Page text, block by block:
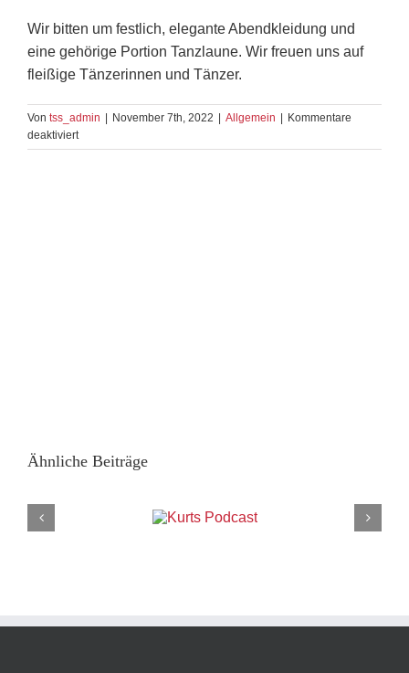
Wir bitten um festlich, elegante Abendkleidung und
eine gehörige Portion Tanzlaune. Wir freuen uns auf
fleißige Tänzerinnen und Tänzer.
Von tss_admin November 7th, 2022 Allgemein
Kommentare
deaktiviertfür
Galaball
Ähnliche Beiträge